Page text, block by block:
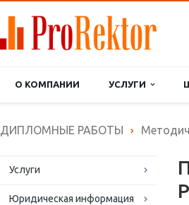
О КОМПАНИИ УСЛУГИ
ДИПЛОМНЫЕ РАБОТЫ
Услуги
Юридическая информация